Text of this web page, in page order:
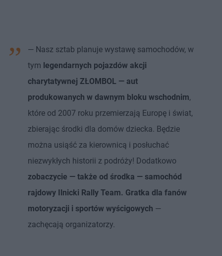
— Nasz sztab planuje wystawę samochodów, w
tym legendarnych pojazdów akcji
charytatywnej ZŁOMBOL — aut
produkowanych w dawnym bloku wschodnim,
które od 2007 roku przemierzają Europę i świat,
zbierając środki dla domów dziecka. Będzie
można usiąść za kierownicą i posłuchać
niezwykłych historii z podróży! Dodatkowo
zobaczycie — także od środka — samochód
rajdowy Ilnicki Rally Team. Gratka dla fanów
motoryzacji i sportów wyścigowych —
zachęcają organizatorzy.